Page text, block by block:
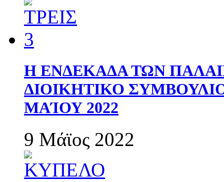
Η ΕΝΔΕΚΑΔΑ ΤΩΝ
ΔΙΟΙΚΗΤΙΚΟ
ΜΑΊΟΥ 2022
9 Μάϊος 2022